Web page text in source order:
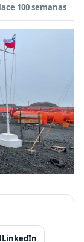
100 semanas
LinkedIn